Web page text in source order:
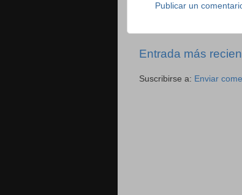
Publicar un
Entrada más
Suscribirse a: Enviar